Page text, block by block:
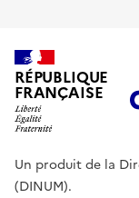
RÉPUBLIQUE
FRANÇAISE
Un produit de la
(DINUM).